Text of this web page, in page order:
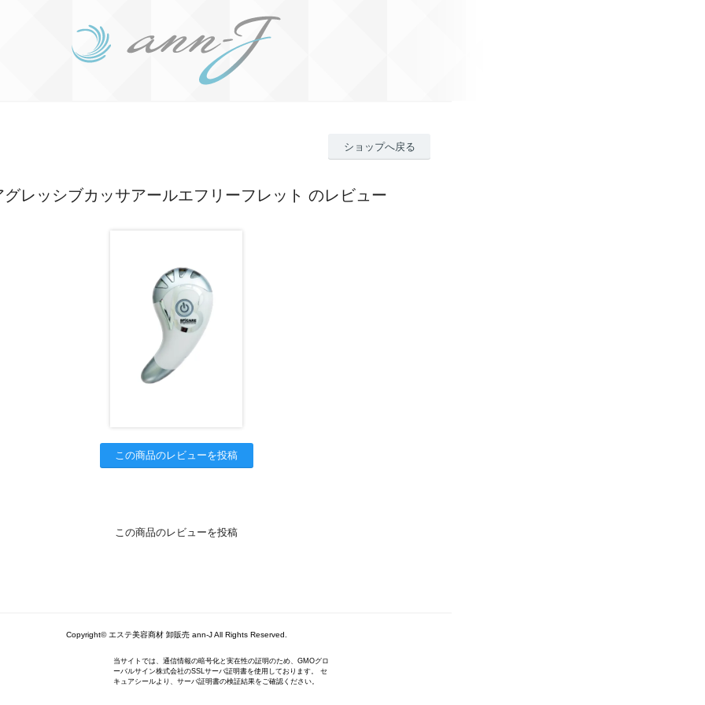
ショップへ戻る
グレッシブカッサアールエフリーフレット のレビュー
この商品のレビューを投稿
この商品のレビューを投稿
Copyright© エステ美容商材 卸販売 ann-J All Rights Reserved.
当サイトでは、通信情報の暗号化と実在性の証明のため、GMOグロ
ーバルサイン株式会社のSSLサーバ証明書を使用しております。 セ
キュアシールより、サーバ証明書の検証結果をご確認ください。